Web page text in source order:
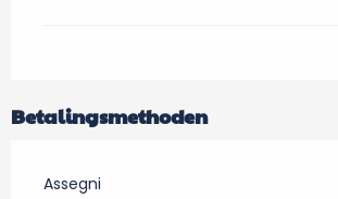
Betalingsmethoden
Assegni